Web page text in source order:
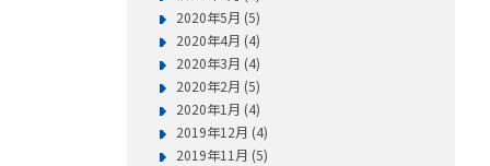
2020年5月 (5)
2020年4月 (4)
2020年3月 (4)
2020年2月 (5)
2020年1月 (4)
2019年12月 (4)
2019年11月 (5)